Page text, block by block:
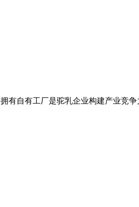
拥有自有工厂是驼乳企业构建产业竞